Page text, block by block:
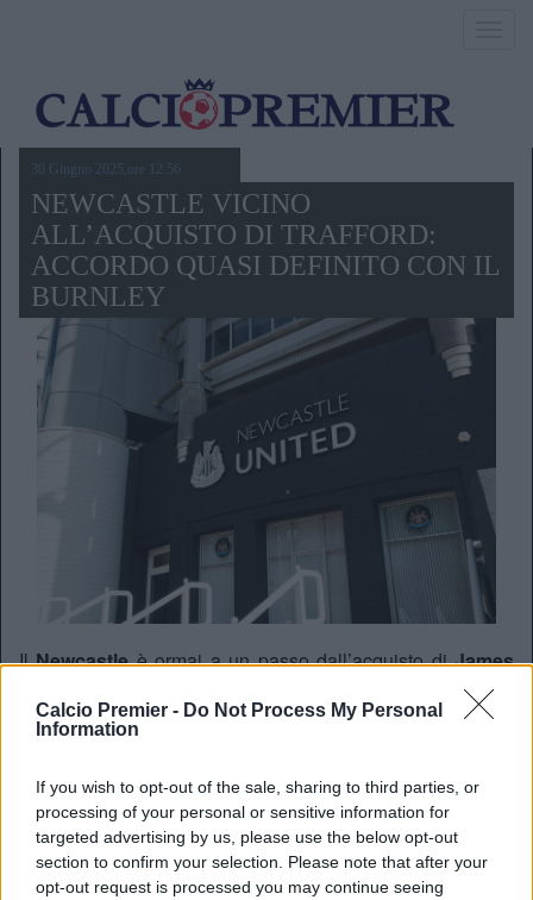
Calcio Premier - Do Not Process My Personal
Information
If you wish to opt-out of the sale, sharing to third parties, or
processing of your personal or sensitive information for
targeted advertising by us, please use the below opt-out
section to confirm your selection. Please note that after your
opt-out request is processed you may continue seeing
30 Giugno 2025,ore 12.56
NEWCASTLE VICINO
ALL’ACQUISTO DI TRAFFORD:
ACCORDO QUASI DEFINITO CON IL
BURNLEY
IlNewcastleè ormai a un passo dall’acquisto diJames
. Secondo
quanto riportato daFabrizio Romano, i due club stanno
limando gli ultimi dettagli dell’operazione, con un accordo
La trattativa è in fase molto avanzata e l’annuncio ufficiale
potrebbe arrivare a breve: per il giornalista italiano, siamo
vicini al classico“here we go”, che accompagna le
operazioni concluse.